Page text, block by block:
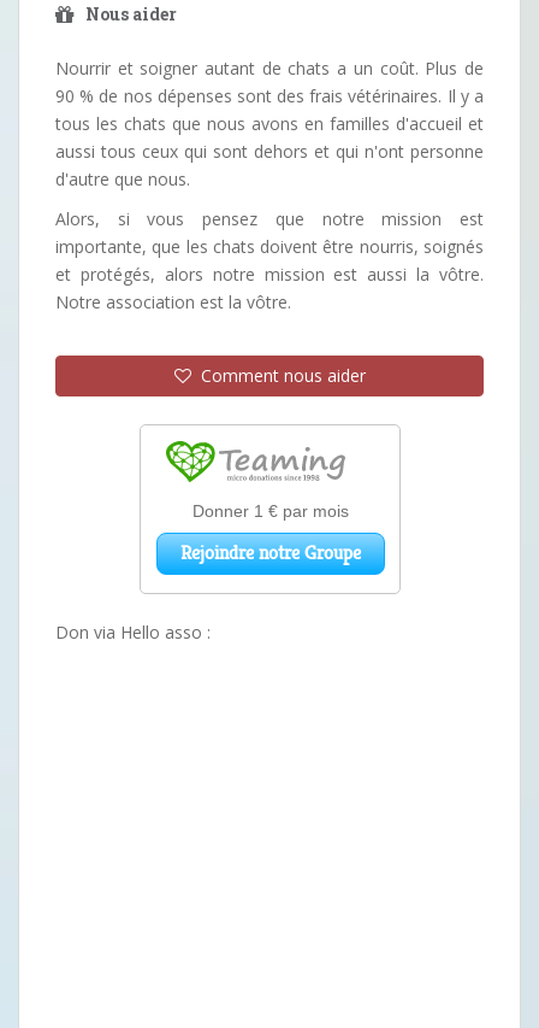
Nous aider
Nourrir et soigner autant de chats a un coût. Plus de
90 % de nos dépenses sont des frais vétérinaires. Il y a
tous les chats que nous avons en familles d'accueil et
aussi tous ceux qui sont dehors et qui n'ont personne
d'autre que nous.
Alors, si vous pensez que notre mission est
importante, que les chats doivent être nourris, soignés
et protégés, alors notre mission est aussi la vôtre.
Notre association est la vôtre.
Comment nous aider
Don via Hello asso :